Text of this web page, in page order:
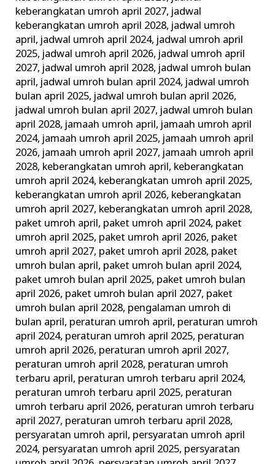
keberangkatan umroh april 2027, jadwal
keberangkatan umroh april 2028, jadwal umroh
april, jadwal umroh april 2024, jadwal umroh april
2025, jadwal umroh april 2026, jadwal umroh april
2027, jadwal umroh april 2028, jadwal umroh bulan
april, jadwal umroh bulan april 2024, jadwal umroh
bulan april 2025, jadwal umroh bulan april 2026,
jadwal umroh bulan april 2027, jadwal umroh bulan
april 2028, jamaah umroh april, jamaah umroh april
2024, jamaah umroh april 2025, jamaah umroh april
2026, jamaah umroh april 2027, jamaah umroh april
2028, keberangkatan umroh april, keberangkatan
umroh april 2024, keberangkatan umroh april 2025,
keberangkatan umroh april 2026, keberangkatan
umroh april 2027, keberangkatan umroh april 2028,
paket umroh april, paket umroh april 2024, paket
umroh april 2025, paket umroh april 2026, paket
umroh april 2027, paket umroh april 2028, paket
umroh bulan april, paket umroh bulan april 2024,
paket umroh bulan april 2025, paket umroh bulan
april 2026, paket umroh bulan april 2027, paket
umroh bulan april 2028, pengalaman umroh di
bulan april, peraturan umroh april, peraturan umroh
april 2024, peraturan umroh april 2025, peraturan
umroh april 2026, peraturan umroh april 2027,
peraturan umroh april 2028, peraturan umroh
terbaru april, peraturan umroh terbaru april 2024,
peraturan umroh terbaru april 2025, peraturan
umroh terbaru april 2026, peraturan umroh terbaru
april 2027, peraturan umroh terbaru april 2028,
persyaratan umroh april, persyaratan umroh april
2024, persyaratan umroh april 2025, persyaratan